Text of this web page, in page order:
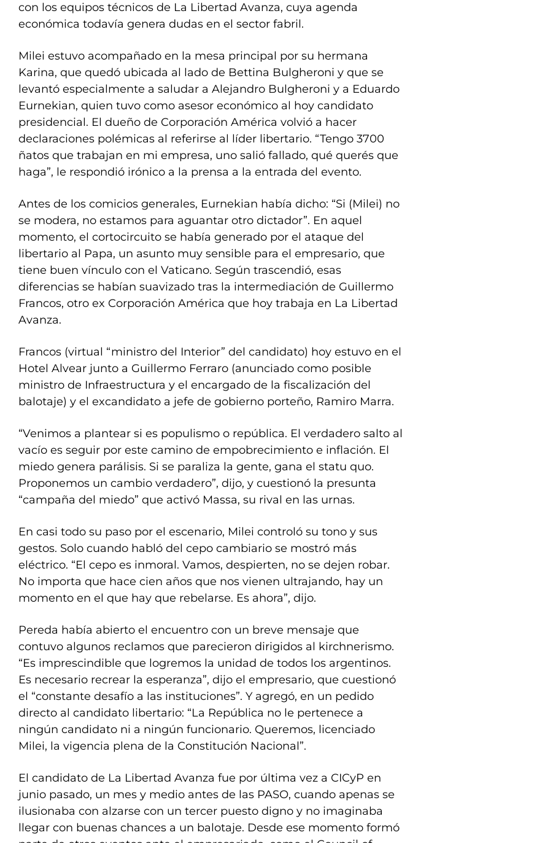
con los equipos técnicos de La Libertad Avanza, cuya agenda
económica todavía genera dudas en el sector fabril.
Milei estuvo acompañado en la mesa principal por su hermana
Karina, que quedó ubicada al lado de Bettina Bulgheroni y que se
levantó especialmente a saludar a Alejandro Bulgheroni y a Eduardo
Eurnekian, quien tuvo como asesor económico al hoy candidato
presidencial. El dueño de Corporación América volvió a hacer
declaraciones polémicas al referirse al líder libertario. “Tengo 3700
ñatos que trabajan en mi empresa, uno salió fallado, qué querés que
haga”, le respondió irónico a la prensa a la entrada del evento.
Antes de los comicios generales, Eurnekian había dicho: “Si (Milei) no
se modera, no estamos para aguantar otro dictador”. En aquel
momento, el cortocircuito se había generado por el ataque del
libertario al Papa, un asunto muy sensible para el empresario, que
tiene buen vínculo con el Vaticano. Según trascendió, esas
diferencias se habían suavizado tras la intermediación de Guillermo
Francos, otro ex Corporación América que hoy trabaja en La Libertad
Avanza.
Francos (virtual “ministro del Interior” del candidato) hoy estuvo en el
Hotel Alvear junto a Guillermo Ferraro (anunciado como posible
ministro de Infraestructura y el encargado de la fiscalización del
balotaje) y el excandidato a jefe de gobierno porteño, Ramiro Marra.
“Venimos a plantear si es populismo o república. El verdadero salto al
vacío es seguir por este camino de empobrecimiento e inflación. El
miedo genera parálisis. Si se paraliza la gente, gana el statu quo.
Proponemos un cambio verdadero”, dijo, y cuestionó la presunta
“campaña del miedo” que activó Massa, su rival en las urnas.
En casi todo su paso por el escenario, Milei controló su tono y sus
gestos. Solo cuando habló del cepo cambiario se mostró más
eléctrico. “El cepo es inmoral. Vamos, despierten, no se dejen robar.
No importa que hace cien años que nos vienen ultrajando, hay un
momento en el que hay que rebelarse. Es ahora”, dijo.
Pereda había abierto el encuentro con un breve mensaje que
contuvo algunos reclamos que parecieron dirigidos al kirchnerismo.
“Es imprescindible que logremos la unidad de todos los argentinos.
Es necesario recrear la esperanza”, dijo el empresario, que cuestionó
el “constante desafío a las instituciones”. Y agregó, en un pedido
directo al candidato libertario: “La República no le pertenece a
ningún candidato ni a ningún funcionario. Queremos, licenciado
Milei, la vigencia plena de la Constitución Nacional”.
El candidato de La Libertad Avanza fue por última vez a CICyP en
junio pasado, un mes y medio antes de las PASO, cuando apenas se
ilusionaba con alzarse con un tercer puesto digno y no imaginaba
llegar con buenas chances a un balotaje. Desde ese momento formó